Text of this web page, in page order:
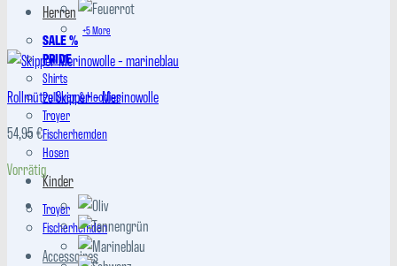
Herren
SALE %
PRIDE
Shirts
Pullover & Hoodies
Troyer
Fischerhemden
Hosen
Kinder
Troyer
Fischerhemden
Accessoires
+5 More
Rollmütze Skipper – Merinowolle
54,95€
Vorrätig